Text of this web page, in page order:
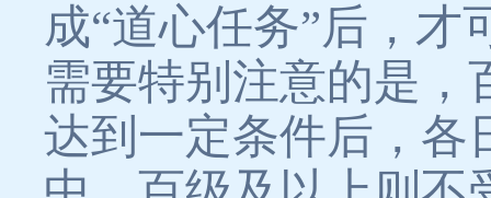
成“道心任务”后，才
需要特别注意的是，
达到一定条件后，各